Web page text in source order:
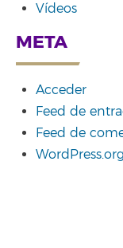
Vídeos
META
Acceder
Feed de
Feed de
WordPress.org